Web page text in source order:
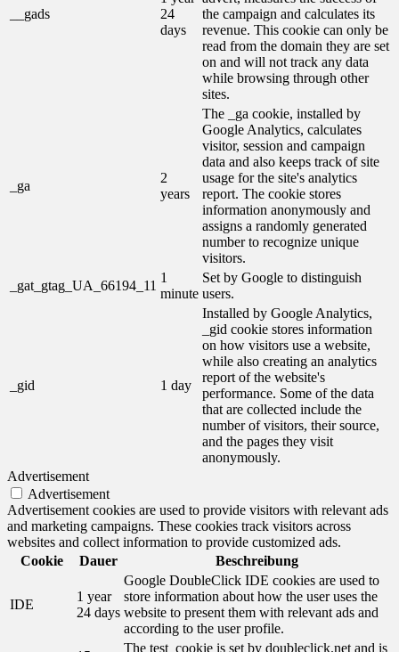
__gads
24
days
the campaign and calculates its
revenue. This cookie can only be
read from the domain they are set
on and will not track any data
while browsing through other
sites.
_ga
2
years
The _ga cookie, installed by
Google Analytics, calculates
visitor, session and campaign
data and also keeps track of site
usage for the site's analytics
report. The cookie stores
information anonymously and
assigns a randomly generated
number to recognize unique
visitors.
_gat_gtag_UA_66194_11
1
minute
Set by Google to distinguish
users.
_gid 1 day
Installed by Google Analytics,
_gid cookie stores information
on how visitors use a website,
while also creating an analytics
report of the website's
performance. Some of the data
that are collected include the
number of visitors, their source,
and the pages they visit
anonymously.
Advertisement
Advertisement
Advertisement cookies are used to provide visitors with relevant ads
and marketing campaigns. These cookies track visitors across
websites and collect information to provide customized ads.
Cookie
Dauer Beschreibung
IDE
1 year
24 days
Google DoubleClick IDE cookies are used to
store information about how the user uses the
website to present them with relevant ads and
according to the user profile.
The test_cookie is set by doubleclick.net and is